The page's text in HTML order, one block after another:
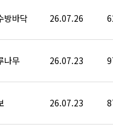
방바닥 26.07.26
나무 26.07.23
26.07.23